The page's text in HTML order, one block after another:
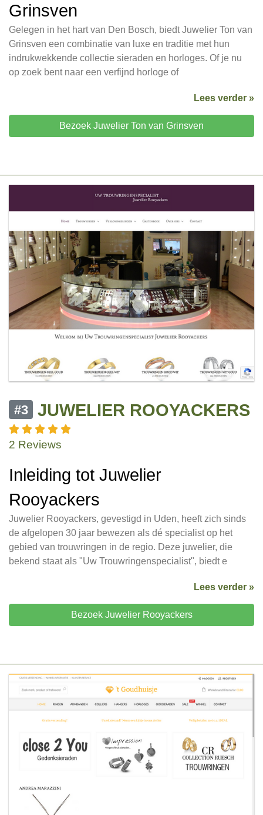
Grinsven
Gelegen in het hart van Den Bosch, biedt Juwelier Ton van
Grinsven een combinatie van luxe en traditie met hun
indrukwekkende collectie sieraden en horloges. Of je nu
op zoek bent naar een verfijnd horloge of
Lees verder »
Bezoek Juwelier Ton van Grinsven
#3 JUWELIER ROOYACKERS
2 Reviews
Inleiding tot Juwelier
Rooyackers
Juwelier Rooyackers, gevestigd in Uden, heeft zich sinds
de afgelopen 30 jaar bewezen als dé specialist op het
gebied van trouwringen in de regio. Deze juwelier, die
bekend staat als "Uw Trouwringenspecialist", biedt e
Lees verder »
Bezoek Juwelier Rooyackers